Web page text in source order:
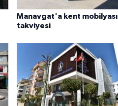
Manavgat'a kent mobilyası
takviyesi